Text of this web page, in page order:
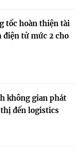
tốc hoàn thiện tài
điện tử mức 2 cho
không gian phát
đến logistics